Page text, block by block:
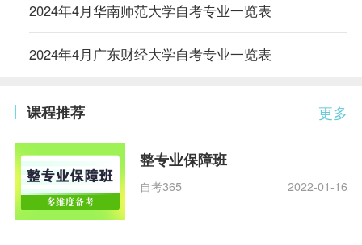
2024年4月华南师范大学自考专业一览表
2024年4月广东财经大学自考专业一览表
更多
课程推荐
整专业保障班
自考365 2022-01-16